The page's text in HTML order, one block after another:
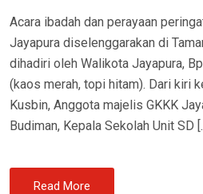
Acara ibadah dan perayaan
Jayapura diselenggarakan di
dihadiri oleh Walikota Jayapura,
(kaos merah, topi hitam). Dari kiri
Kusbin, Anggota majelis GKKK
Budiman, Kepala Sekolah Unit SD
Read More